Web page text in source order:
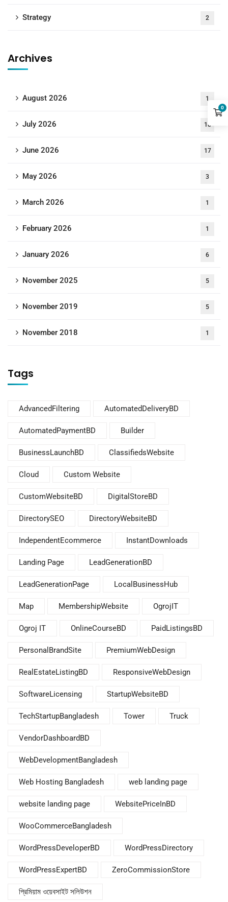
Strategy 2
Archives
August 2026 1
July 2026 18
June 2026 17
May 2026 3
March 2026 1
February 2026 1
January 2026 6
November 2025 5
November 2019 5
November 2018 1
Tags
AdvancedFiltering AutomatedDeliveryBD
AutomatedPaymentBD Builder
BusinessLaunchBD ClassifiedsWebsite
Cloud Custom Website
CustomWebsiteBD DigitalStoreBD
DirectorySEO DirectoryWebsiteBD
IndependentEcommerce InstantDownloads
Landing Page LeadGenerationBD
LeadGenerationPage LocalBusinessHub
Map MembershipWebsite OgrojIT
Ogroj IT OnlineCourseBD PaidListingsBD
PersonalBrandSite PremiumWebDesign
RealEstateListingBD ResponsiveWebDesign
SoftwareLicensing StartupWebsiteBD
TechStartupBangladesh Tower Truck
VendorDashboardBD
WebDevelopmentBangladesh
Web Hosting Bangladesh web landing page
website landing page WebsitePriceInBD
WooCommerceBangladesh
WordPressDeveloperBD WordPressDirectory
WordPressExpertBD ZeroCommissionStore
প্রিমিয়াম ওয়েবসাইট সলিউশন
0